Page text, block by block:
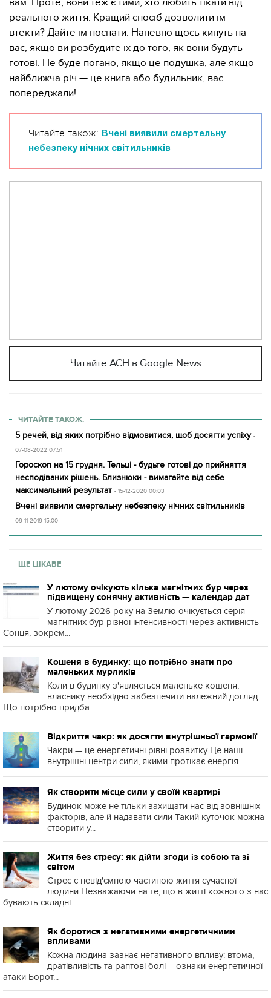
вам. Проте, вони теж є тими, хто любить тікати від
реального життя. Кращий спосіб дозволити їм
втекти? Дайте їм поспати. Напевно щось кинуть на
вас, якщо ви розбудите їх до того, як вони будуть
готові. Не буде погано, якщо це подушка, але якщо
найближча річ — це книга або будильник, вас
попереджали!
Читайте також:
Вчені виявили смертельну
небезпеку нічних світильників
Читайте АСН в Google News
ЧИТАЙТЕ ТАКОЖ.
5 речей, від яких потрібно відмовитися, щоб досягти успіху -
07-08-2022 07:51
Гороскоп на 15 грудня. Тельці - будьте готові до прийняття
несподіваних рішень. Близнюки - вимагайте від себе
максимальний результат - 15-12-2020 00:03
Вчені виявили смертельну небезпеку нічних світильників -
09-11-2019 15:00
ЩЕ ЦІКАВЕ
У лютому очікують кілька магнітних бур через
підвищену сонячну активність — календар дат
У лютому 2026 року на Землю очікується серія
магнітних бур різної інтенсивності через активність
Сонця, зокрем...
Кошеня в будинку: що потрібно знати про
маленьких мурликів
Коли в будинку з'являється маленьке кошеня,
власнику необхідно забезпечити належний догляд
Що потрібно придба...
Відкриття чакр: як досягти внутрішньої гармонії
Чакри — це енергетичні рівні розвитку Це наші
внутрішні центри сили, якими протікає енергія
Як створити місце сили у своїй квартирі
Будинок може не тільки захищати нас від зовнішніх
факторів, але й надавати сили Такий куточок можна
створити у...
Життя без стресу: як дійти згоди із собою та зі
світом
Стрес є невід'ємною частиною життя сучасної
людини Незважаючи на те, що в житті кожного з нас
бувають складні ...
Як боротися з негативними енергетичними
впливами
Кожна людина зазнає негативного впливу: втома,
дратівливість та раптові болі – ознаки енергетичної
атаки Борот...